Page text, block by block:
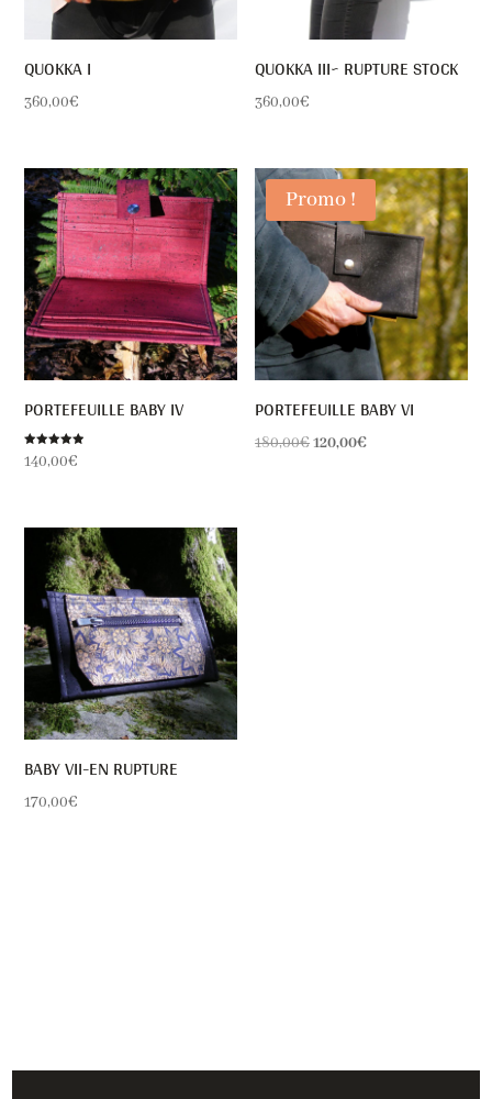
QUOKKA I
360,00€
QUOKKA III~ RUPTURE STOCK
360,00€
PORTEFEUILLE BABY IV
Note
5.00
140,00€
Promo !
PORTEFEUILLE BABY VI
180,00€Le
120,00€Le
BABY VII-EN RUPTURE
170,00€